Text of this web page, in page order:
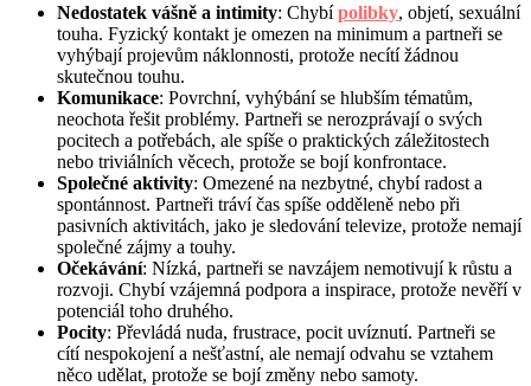
Nedostatek vášně a intimity: Chybípolibky, objetí, sexuální
touha. Fyzický kontakt je omezen na minimum a partneři se
vyhýbají projevům náklonnosti, protože necítí žádnou
skutečnou touhu.
Komunikace: Povrchní, vyhýbání se hlubším tématům,
neochota řešit problémy. Partneři se nerozprávají o svých
pocitech a potřebách, ale spíše o praktických záležitostech
nebo triviálních věcech, protože se bojí konfrontace.
Společné aktivity: Omezené na nezbytné, chybí radost a
spontánnost. Partneři tráví čas spíše odděleně nebo při
pasivních aktivitách, jako je sledování televize, protože nemají
společné zájmy a touhy.
Očekávání: Nízká, partneři se navzájem nemotivují k růstu a
rozvoji. Chybí vzájemná podpora a inspirace, protože nevěří v
potenciál toho druhého.
Pocity: Převládá nuda, frustrace, pocit uvíznutí. Partneři se
cítí nespokojení a nešťastní, ale nemají odvahu se vztahem
něco udělat, protože se bojí změny nebo samoty.